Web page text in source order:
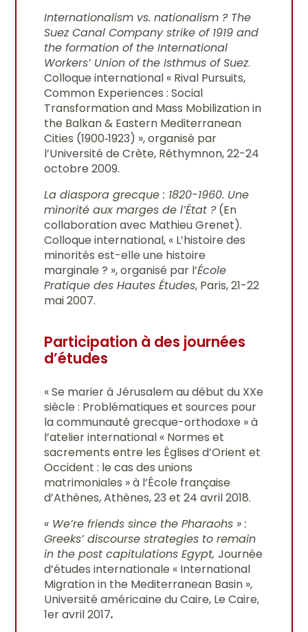
Internationalism vs. nationalism ? The
Suez Canal Company strike of 1919 and
the formation of the International
Workers’ Union of the Isthmus of Suez.
Colloque international « Rival Pursuits,
Common Experiences : Social
Transformation and Mass Mobilization in
the Balkan & Eastern Mediterranean
Cities (1900‐1923) », organisé par
l’Université de Crète, Réthymnon, 22-24
octobre 2009.
La diaspora grecque : 1820-1960. Une
minorité aux marges de l’État ?(En
collaboration avec Mathieu Grenet).
Colloque international, « L’histoire des
minorités est-elle une histoire
marginale ? », organisé par l’École
Pratique des Hautes Études, Paris, 21-22
mai 2007.
Participation à des journées
d’études
« Se marier à Jérusalem au début du XXe
siècle : Problématiques et sources pour
la communauté grecque-orthodoxe » à
l’atelier international « Normes et
sacrements entre les Églises d’Orient et
Occident : le cas des unions
matrimoniales » à l’École française
d’Athènes, Athènes, 23 et 24 avril 2018.
« We’re friends since the Pharaohs » :
Greeks’ discourse strategies to remain
in the post capitulations Egypt,Journée
d’études internationale « International
Migration in the Mediterranean Basin »,
Université américaine du Caire, Le Caire,
1er avril 2017.